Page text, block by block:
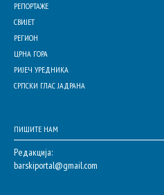
РЕПОРТАЖЕ
СВИЈЕТ
РЕГИОН
ЦРНА ГОРА
РИЈЕЧ УРЕДНИКА
СРПСКИ ГЛАС ЈАДРАНА
ПИШИТЕ НАМ
Редакција:
barskiportal@gmail.com